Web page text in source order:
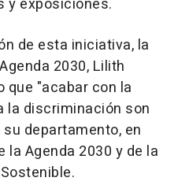
y exposiciones.
de esta iniciativa, la
2030, Lilith
que "acabar con la
la discriminación son
departamento, en
Agenda 2030 y de la